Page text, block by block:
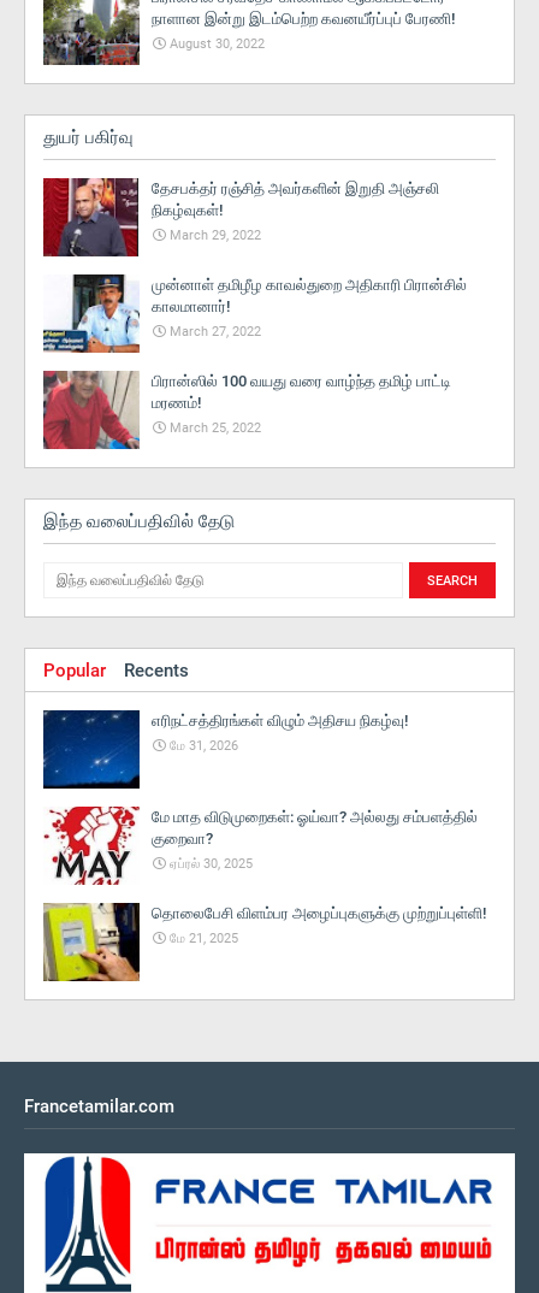
நாளான இன்று இடம்பெற்ற கவனயீர்ப்புப் பேரணி!
August 30, 2022
துயர் பகிர்வு
தேசபக்தர் ரஞ்சித் அவர்களின் இறுதி அஞ்சலி
நிகழ்வுகள்!
March 29, 2022
முன்னாள் தமிழீழ காவல்துறை அதிகாரி பிரான்சில்
காலமானார்!
March 27, 2022
பிரான்ஸில் 100 வயது வரை வாழ்ந்த தமிழ் பாட்டி
மரணம்!
March 25, 2022
இந்த வலைப்பதிவில் தேடு
Popular Recents
எரிநட்சத்திரங்கள் விழும் அதிசய நிகழ்வு!
மே 31, 2026
மே மாத விடுமுறைகள்: ஓய்வா? அல்லது சம்பளத்தில்
குறைவா?
ஏப்ரல் 30, 2025
தொலைபேசி விளம்பர அழைப்புகளுக்கு முற்றுப்புள்ளி!
மே 21, 2025
Francetamilar.com